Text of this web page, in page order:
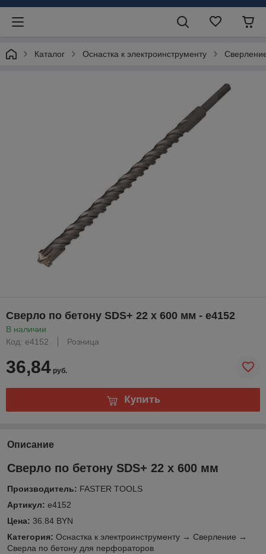
Каталог Оснастка к электроинструменту
Сверло по бетону SDS+ 22 x 600 мм - e4152
В наличии
Код: e4152
Розница
36,84 руб.
Купить
Описание
Сверло по бетону SDS+ 22 x 600 мм
Производитель: FASTER TOOLS
Артикул: e4152
Цена: 36.84 BYN
Категория: Оснастка к электроинструменту → Сверление →
Сверла по бетону для перфораторов